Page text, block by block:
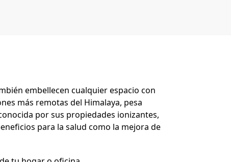
embellecen cualquier espacio con
más remotas del Himalaya, pesa
por sus propiedades ionizantes,
para la salud como la mejora de